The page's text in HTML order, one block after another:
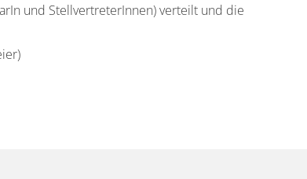
und StellvertreterInnen) verteilt und die